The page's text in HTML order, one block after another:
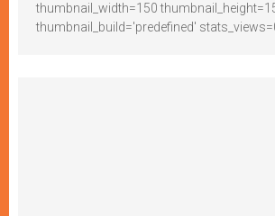
thumbnail_width=150
thumbnail_build='predefined'